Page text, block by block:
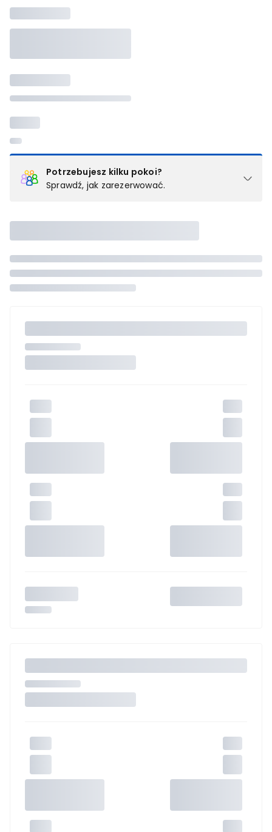
Potrzebujesz kilku pokoi?
Sprawdź, jak zarezerwować.
pokoju (lub apartamencie, willi itd.). Wybierz jedną z ofert z listy
i zarezerwuj ją. Zrób oddzielne rezerwacje dla każdego
kolejnego pokoju lubskontaktuj się z nami,by złożyć
zamówienie u naszego doradcy.
Maksymalna liczba uczestników
maksymalny limit dla 1 pokoju.